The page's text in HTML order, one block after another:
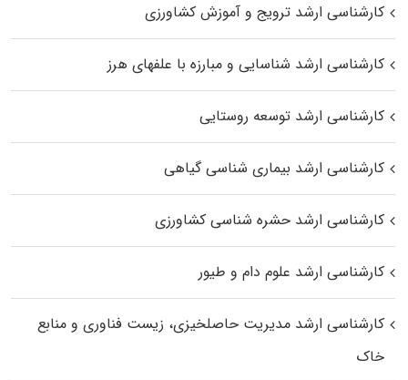
کارشناسی ارشد ترویج و آموزش کشاورزی
کارشناسی ارشد شناسایی و مبارزه با علفهای هرز
کارشناسی ارشد توسعه روستایی
کارشناسی ارشد بیماری‌ شناسی گیاهی
کارشناسی ارشد حشره‌ شناسی کشاورزی
کارشناسی ارشد علوم دام و طیور
کارشناسی ارشد مدیریت حاصلخیزی، زیست فناوری و منابع
خاک